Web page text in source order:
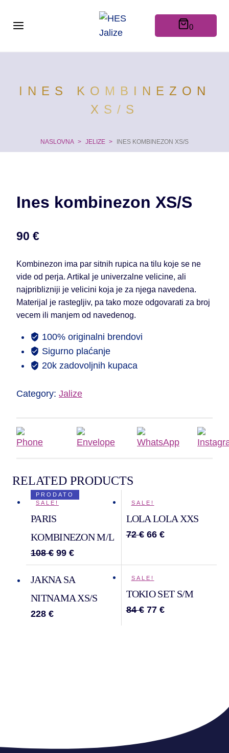
0
INES KOMBINEZON
XS/S
NASLOVNA > JELIZE > INES KOMBINEZON XS/S
Ines kombinezon XS/S
90 €
Kombinezon ima par sitnih rupica na tilu koje se ne
vide od perja. Artikal je univerzalne velicine, ali
najpriblizniji je velicini koja je za njega navedena.
Materijal je rastegljiv, pa tako moze odgovarati za broj
vecem ili manjem od navedenog.
100% originalni brendovi
Sigurno plaćanje
20k zadovoljnih kupaca
Category: Jalize
RELATED PRODUCTS
SALE!
PARIS
KOMBINEZON M/L
108€ 99 €
SALE!
LOLA LOLA XXS
72€ 66 €
PRODATO
JAKNA SA
NITNAMA XS/S
228 €
SALE!
TOKIO SET S/M
84€ 77 €